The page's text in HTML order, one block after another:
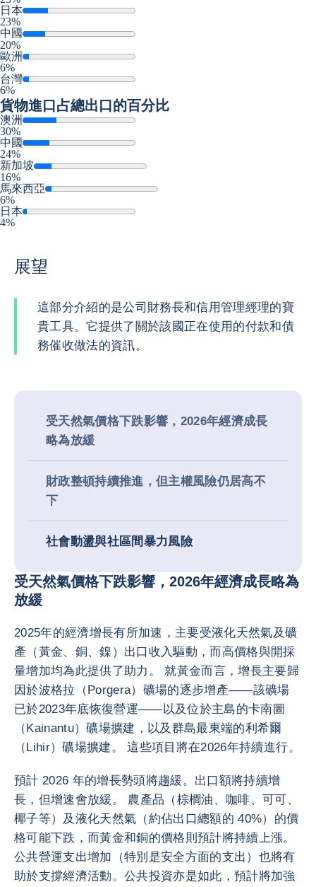
日本
23%
中國
20%
歐洲
6%
台灣
6%
貨物進口占總出口的百分比
澳洲
30%
中國
24%
新加坡
16%
馬來西亞
6%
日本
4%
展望
這部分介紹的是公司財務長和信用管理經理的寶
貴工具。它提供了關於該國正在使用的付款和債
務催收做法的資訊。
受天然氣價格下跌影響，2026年經濟成長
略為放緩
財政整頓持續推進，但主權風險仍居高不
下
社會動盪與社區間暴力風險
受天然氣價格下跌影響，2026年經濟成長略為
放緩
2025年的經濟增長有所加速，主要受液化天然氣及礦
產（黃金、銅、鎳）出口收入驅動，而高價格與開採
量增加均為此提供了助力。 就黃金而言，增長主要歸
因於波格拉（Porgera）礦場的逐步增產——該礦場
已於2023年底恢復營運——以及位於主島的卡南圖
（Kainantu）礦場擴建，以及群島最東端的利希爾
（Lihir）礦場擴建。 這些項目將在2026年持續進行。
預計 2026 年的增長勢頭將趨緩。出口額將持續增
長，但增速會放緩。 農產品（棕櫚油、咖啡、可可、
椰子等）及液化天然氣（約佔出口總額的 40%）的價
格可能下跌，而黃金和銅的價格則預計將持續上漲。
公共營運支出增加（特別是安全方面的支出）也將有
助於支撐經濟活動。公共投資亦是如此，預計將加強